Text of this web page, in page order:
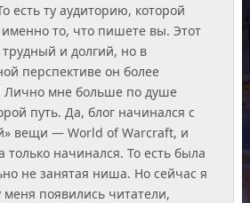
есть ту аудиторию, которой
то, что пишете вы. Этот
трудный и долгий, но в
перспективе он более
мне больше по душе
путь. Да, блог начинался с
вещи — World of Warcraft, и
только начинался. То есть была
не занятая ниша. Но сейчас я
меня появились читатели,